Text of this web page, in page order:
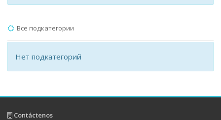
Все подкатегории
Нет подкатегорий
Contáctenos